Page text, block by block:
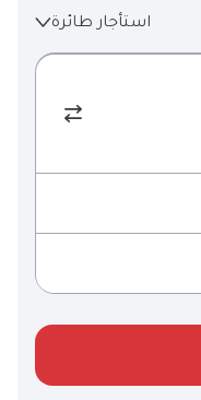
استأجار طائرة